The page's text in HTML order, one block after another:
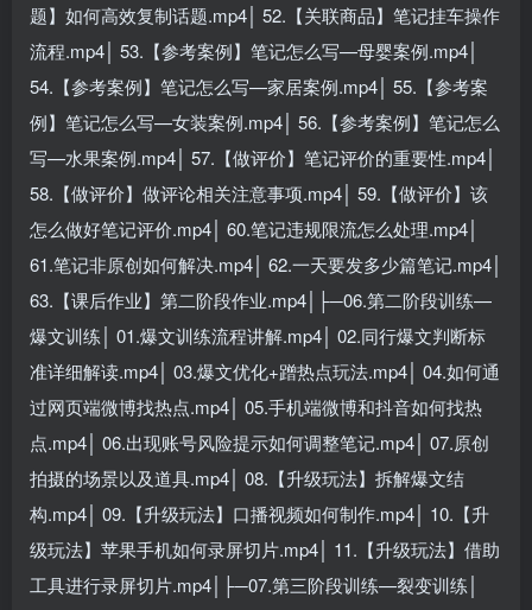
题】如何高效复制话题.mp4│ 52.【关联商品】笔记挂车操作
流程.mp4│ 53.【参考案例】笔记怎么写—母婴案例.mp4│
54.【参考案例】笔记怎么写—家居案例.mp4│ 55.【参考案
例】笔记怎么写—女装案例.mp4│ 56.【参考案例】笔记怎么
写—水果案例.mp4│ 57.【做评价】笔记评价的重要性.mp4│
58.【做评价】做评论相关注意事项.mp4│ 59.【做评价】该
怎么做好笔记评价.mp4│ 60.笔记违规限流怎么处理.mp4│
61.笔记非原创如何解决.mp4│ 62.一天要发多少篇笔记.mp4│
63.【课后作业】第二阶段作业.mp4│├─06.第二阶段训练—
爆文训练│ 01.爆文训练流程讲解.mp4│ 02.同行爆文判断标
准详细解读.mp4│ 03.爆文优化+蹭热点玩法.mp4│ 04.如何通
过网页端微博找热点.mp4│ 05.手机端微博和抖音如何找热
点.mp4│ 06.出现账号风险提示如何调整笔记.mp4│ 07.原创
拍摄的场景以及道具.mp4│ 08.【升级玩法】拆解爆文结
构.mp4│ 09.【升级玩法】口播视频如何制作.mp4│ 10.【升
级玩法】苹果手机如何录屏切片.mp4│ 11.【升级玩法】借助
工具进行录屏切片.mp4│├─07.第三阶段训练—裂变训练│